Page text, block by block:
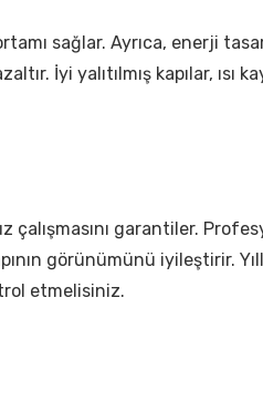
sağlar. Ayrıca, enerji
İyi yalıtılmış kapılar, ısı
garantiler.
görünümünü iyileştirir.
etmelisiniz.